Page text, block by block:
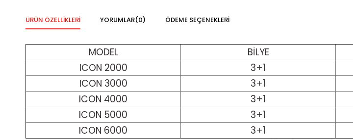
ÜRÜN ÖZELLIKLERI YORUMLAR(0) ÖDEME SEÇENEKLERI
MODEL BİLYE
ICON 2000
3+1
ICON 3000
3+1
ICON 4000
3+1
ICON 5000
3+1
ICON 6000
3+1